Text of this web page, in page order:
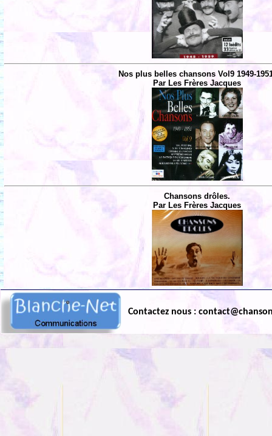
Nos plus belles chansons Vol9 1949-
Par Les Frères Jacques
Chansons drôles.
Par Les Frères Jacques
Contactez nous :